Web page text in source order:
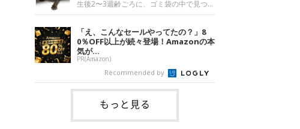
でうとうとし始めたのだとか。飼い主さ
モちゃんが生後1カ月ごろに撮影された一
枚。飼い主さんの自宅マンションの駐輪場
です。子猫時代のモモちゃん。
@Kingponzuその日は気温が35℃を
さな兄妹猫（写真上から）妹猫・てんちゃ
ん、兄猫・ラムくん。@ten_ramu紹介す
@ten_ramuさんの愛猫・ラムくんとてん
ちゃん（ともに取材時6才）の成長記録で
す。この写真は、お迎えして間もない生後
1カ月半ごろの2匹。当時、ラムくんは260
グラム、てんちゃんは209グラムと、どち
らもとても小さな体でした。2匹
に！ 美しい黒猫に成長した姿にグッ
とくる
生後2〜3週齢ごろに、ゴミ袋の中で見つか
った小さな命。ミルクから育てられたその
子猫は今、家族に欠かせない存在へと成長
しました。ゴミ袋の中で見つかった、ミニ
モグラのような子猫よちよち歩きをしてい
たころの、生後2〜3週齢ごろのドンちゃ
ん。@doddou_1今回紹介するのは、
X（旧Twitter）ユーザー@doddou_1さん
の愛猫・ドンちゃん（取材時、推定6才／
本名：ドミトリー・ドンスコイ）。ドンち
ゃんは、保護猫でした。ドンちゃんが見つ
かったのは、飼い主さんの姉の勤め先の敷
「え、こんなセールやってたの？」8
0％OFF以上が続々登場！Amazonの本
気が...
PR(Amazon)
Recommended by
もっと見る